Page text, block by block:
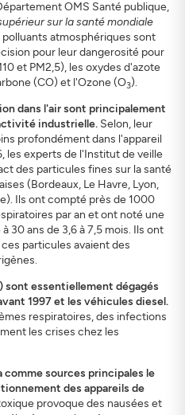
OMS Santé publique,
sur la santé mondiale
polluants atmosphériques sont
pour leur dangerosité pour
et PM2,5), les oxydes d'azote
(CO) et l'Ozone (O3).
dans l'air sont principalement
industrielle. Selon, leur
profondément dans l'appareil
les experts de l'Institut de veille
des particules fines sur la santé
(Bordeaux, Le Havre, Lyon,
Ils ont compté près de 1000
par an et ont noté une
30 ans de 3,6 à 7,5 mois. Ils ont
particules avaient des
) sont essentiellement dégagés
1997 et les véhicules diesel.
respiratoires, des infections
les crises chez les
comme sources principales le
des appareils de
provoque des nausées et